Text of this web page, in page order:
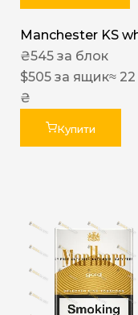
Manchester KS
₴545 за блок
$505 за ящик≈
₴
Купити